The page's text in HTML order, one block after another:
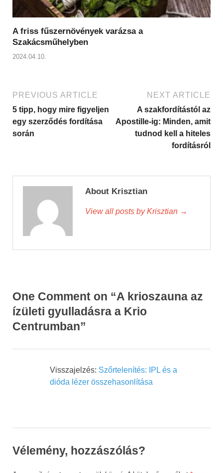
A friss fűszernövények varázsa a
Szakácsműhelyben
2024.04.10.
PREVIOUS ARTICLE
5 tipp, hogy mire figyeljen
egy szerződés fordítása
során
NEXT ARTICLE
A szakfordítástól az
Apostille-ig: Minden, amit
tudnod kell a hiteles
fordításról
About Krisztian
View all posts by Krisztian →
One Comment on “A krioszauna az
ízületi gyulladásra a Krio
Centrumban”
Visszajelzés: Szőrtelenítés: IPL és a
dióda lézer összehasonlítása
Vélemény, hozzászólás?